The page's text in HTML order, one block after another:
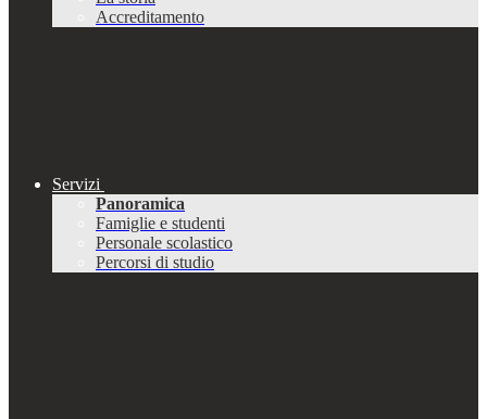
Accreditamento
Servizi
Panoramica
Famiglie e studenti
Personale scolastico
Percorsi di studio